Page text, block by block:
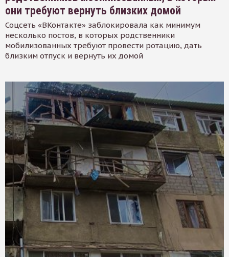
они требуют вернуть близких домой
Соцсеть «ВКонтакте» заблокировала как минимум
несколько постов, в которых родственники
мобилизованных требуют провести ротацию, дать
близким отпуск и вернуть их домой